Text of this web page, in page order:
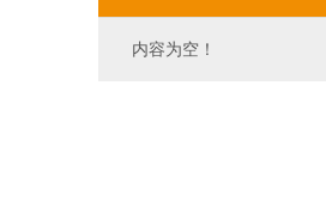
内容为空！